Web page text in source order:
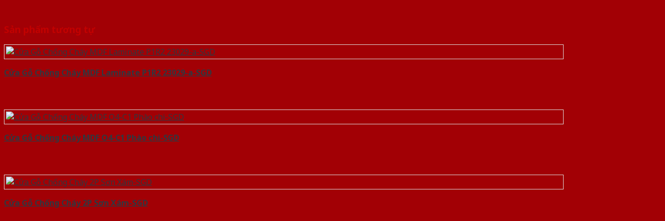
Sản phẩm tương tự
Cửa Gỗ Chống Cháy MDF Laminate P1R2 23029-a-SGD
Cửa Gỗ Chống Cháy MDF O4-C1 Phào chi-SGD
Cửa Gỗ Chống Cháy 2P Sơn Xám-SGD